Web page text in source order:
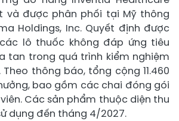
và được phân phối tại Mỹ thông
Holdings, Inc. Quyết định được
lô thuốc không đáp ứng tiêu
tan trong quá trình kiểm nghiệm
thông báo, tổng cộng 11.460
bao gồm các chai đóng gói
viên. Các sản phẩm thuộc diện thu
dụng đến tháng 4/2027.